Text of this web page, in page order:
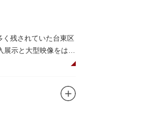
く残されていた台東区
示と大型映像をはじ
験し、調べることがで